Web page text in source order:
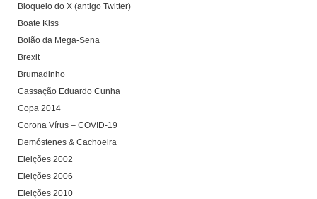
Bloqueio do X (antigo Twitter)
Boate Kiss
Bolão da Mega-Sena
Brexit
Brumadinho
Cassação Eduardo Cunha
Copa 2014
Corona Vírus – COVID-19
Demóstenes & Cachoeira
Eleições 2002
Eleições 2006
Eleições 2010